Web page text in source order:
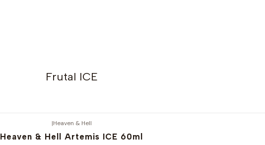
Frutal ICE
|Heaven & Hell
Heaven & Hell Artemis ICE 60ml